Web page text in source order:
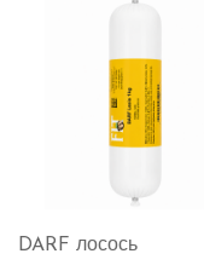
DARF лосось